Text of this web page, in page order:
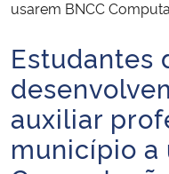
Ministério da Infraestrutura
Ministério da Agricultura,
Ministério da Educação
usarem BNCC
Início do conteúdo
Estudantes
auxiliar
município a